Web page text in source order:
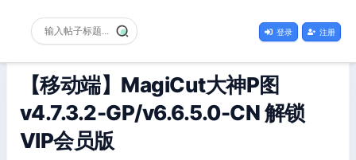
登录 注册
【移动端】MagiCut大神P图
v4.7.3.2-GP/v6.6.5.0-CN 解锁
VIP会员版